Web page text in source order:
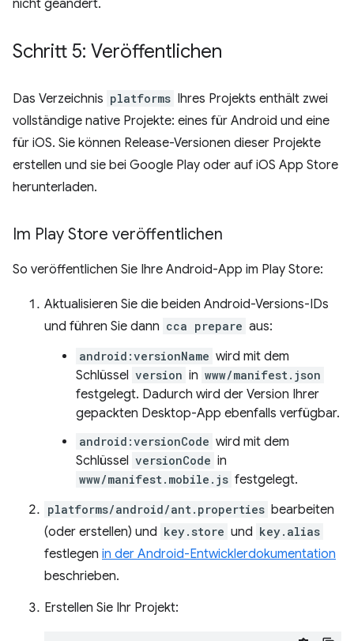
nicht geändert.
Schritt 5: Veröffentlichen
Das Verzeichnis platforms Ihres Projekts enthält zwei
vollständige native Projekte: eines für Android und eine
für iOS. Sie können Release-Versionen dieser Projekte
erstellen und sie bei Google Play oder auf iOS App Store
herunterladen.
Im Play Store veröffentlichen
So veröffentlichen Sie Ihre Android-App im Play Store:
Aktualisieren Sie die beiden Android-Versions-IDs
und führen Sie dann cca prepare aus:
android:versionName wird mit dem
Schlüssel version in www/manifest.json
festgelegt. Dadurch wird der Version Ihrer
gepackten Desktop-App ebenfalls verfügbar.
android:versionCode wird mit dem
Schlüssel versionCode in
www/manifest.mobile.js festgelegt.
platforms/android/ant.properties bearbeiten
(oder erstellen) und key.store und key.alias
festlegen in der Android-Entwicklerdokumentation
beschrieben.
Erstellen Sie Ihr Projekt: